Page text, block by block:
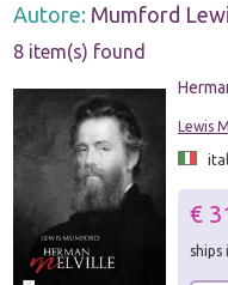
Autore: Mumford
8 item(s) found
Lewis
€
ships